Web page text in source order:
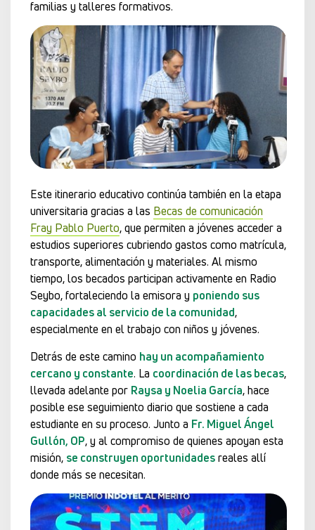
familias y talleres formativos.
Este itinerario educativo continúa también en la etapa
universitaria gracias a las Becas de comunicación
Fray Pablo Puerto, que permiten a jóvenes acceder a
estudios superiores cubriendo gastos como matrícula,
transporte, alimentación y materiales. Al mismo
tiempo, los becados participan activamente en Radio
Seybo, fortaleciendo la emisora y poniendo sus
capacidades al servicio de la comunidad,
especialmente en el trabajo con niños y jóvenes.
Detrás de este camino hay un acompañamiento
cercano y constante. La coordinación de las becas,
llevada adelante por Raysa y Noelia García, hace
posible ese seguimiento diario que sostiene a cada
estudiante en su proceso. Junto a Fr. Miguel Ángel
Gullón, OP, y al compromiso de quienes apoyan esta
misión, se construyen oportunidadesreales allí
donde más se necesitan.